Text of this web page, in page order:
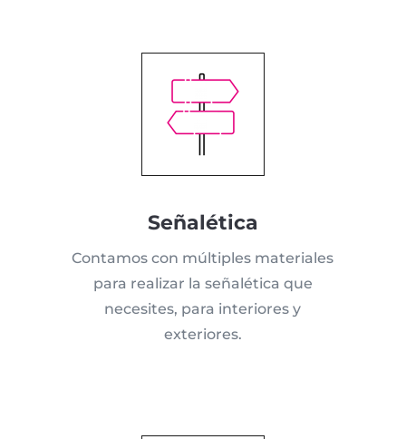
Señalética
Contamos con múltiples materiales
para realizar la señalética que
necesites, para interiores y
exteriores.